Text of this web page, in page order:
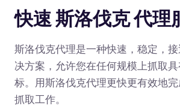
快速 斯洛伐克 代理
斯洛伐克代理是一种快速，稳定，
决方案，允许您在任何规模上抓取
标。用斯洛伐克代理更快更有效地
抓取工作。